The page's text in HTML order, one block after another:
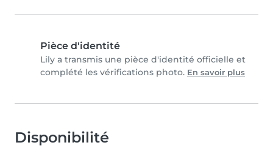
Pièce d'identité
Lily a transmis une pièce d'identité officielle et
complété les vérifications photo. En savoir plus
Disponibilité